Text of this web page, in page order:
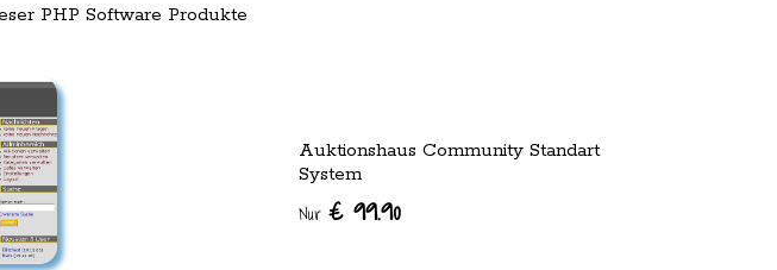
PHP Software Produkte
Auktionshaus Community Standart
System
Nur € 99.90